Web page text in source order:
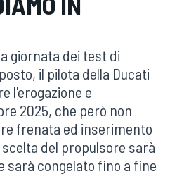
giornata dei test di
il pilota della Ducati
l'erogazione e
2025, che però non
frenata ed inserimento
scelta del propulsore sarà
sarà congelato fino a fine